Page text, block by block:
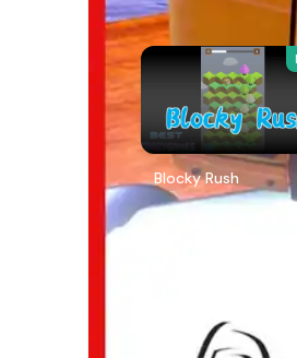
Blocky Rush